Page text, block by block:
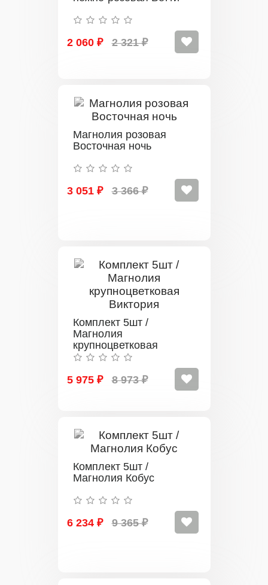
2 060 ₽ 2 321 ₽
Магнолия розовая
Восточная ночь
3 051 ₽ 3 366 ₽
Комплект 5шт /
Магнолия
крупноцветковая
Виктория
5 975 ₽
8 973 ₽
Комплект 5шт /
Магнолия Кобус
6 234 ₽ 9 365 ₽